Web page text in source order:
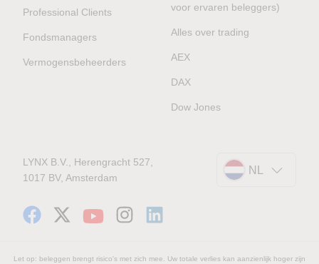
Professional Clients
Fondsmanagers
Vermogensbeheerders
voor ervaren beleggers)
Alles over trading
AEX
DAX
Dow Jones
LYNX B.V., Herengracht 527,
1017 BV, Amsterdam
NL
Let op: beleggen brengt risico's met zich mee. Uw totale verlies kan aanzienlijk hoger zijn